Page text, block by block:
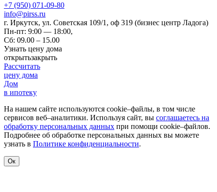
+7 (950) 071-09-80
info@pirss.ru
г. Иркутск, ул. Советская 109/1, оф 319 (бизнес центр Ладога)
Пн-пт: 9:00 — 18:00,
Сб: 09.00 – 15.00
Узнать цену дома
открытьзакрыть
Рассчитать
цену дома
Дом
в ипотеку
На нашем сайте используются cookie–файлы, в том числе
сервисов веб–аналитики. Используя сайт, вы соглашаетесь на
обработку персональных данных при помощи cookie–файлов.
Подробнее об обработке персональных данных вы можете
узнать в Политике конфиденциальности.
Ок